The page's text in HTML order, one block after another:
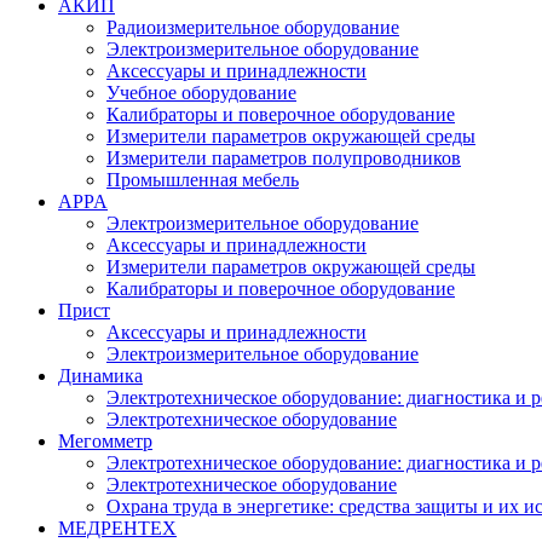
АКИП
Радиоизмерительное оборудование
Электроизмерительное оборудование
Аксессуары и принадлежности
Учебное оборудование
Калибраторы и поверочное оборудование
Измерители параметров окружающей среды
Измерители параметров полупроводников
Промышленная мебель
APPA
Электроизмерительное оборудование
Аксессуары и принадлежности
Измерители параметров окружающей среды
Калибраторы и поверочное оборудование
Прист
Аксессуары и принадлежности
Электроизмерительное оборудование
Динамика
Электротехническое оборудование: диагностика и
Электротехническое оборудование
Мегомметр
Электротехническое оборудование: диагностика и
Электротехническое оборудование
Охрана труда в энергетике: средства защиты и их
МЕДРЕНТЕХ